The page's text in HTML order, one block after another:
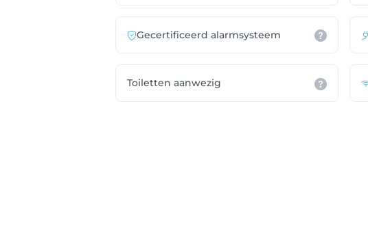
Gecertificeerd alarmsysteem
Toiletten aanwezig